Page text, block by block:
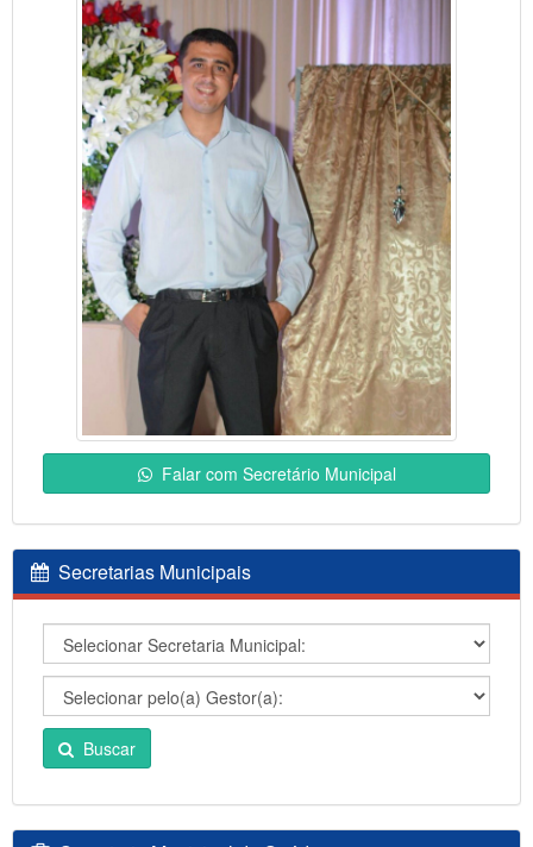
Falar com Secretário Municipal
Secretarias Municipais
Buscar